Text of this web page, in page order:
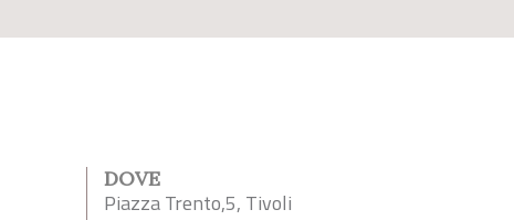
DOVE
Piazza Trento,5, Tivoli